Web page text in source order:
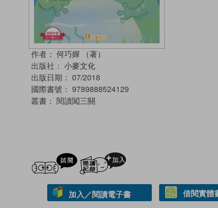
作者： 何巧嬋 （著）
出版社： 小麥文化
出版日期： 07/2018
國際書號： 9789888524129
叢書： 閱讀闖三關
試閲
加入／閱讀電子書 借閱實體